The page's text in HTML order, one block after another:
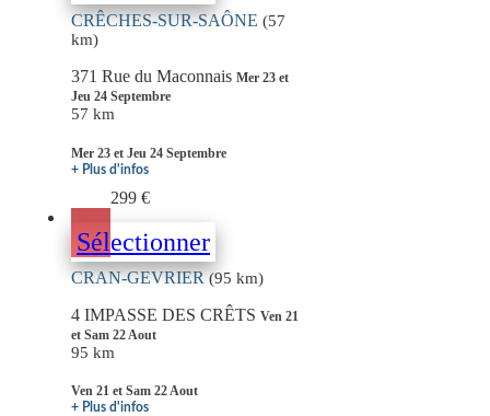
CRÊCHES-SUR-SAÔNE (57
km)
371 Rue du Maconnais Mer 23 et
Jeu 24 Septembre
57 km
Mer 23 et Jeu 24 Septembre
+ Plus d'infos
299 €
Sélectionner
CRAN-GEVRIER(95 km)
4 IMPASSE DES CRÊTS Ven 21
et Sam 22 Aout
95 km
Ven 21 et Sam 22 Aout
+ Plus d'infos